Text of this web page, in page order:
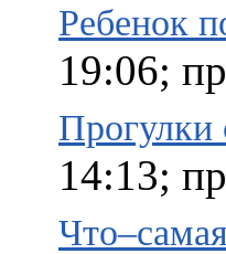
Ребенок
19:06;
14:13;